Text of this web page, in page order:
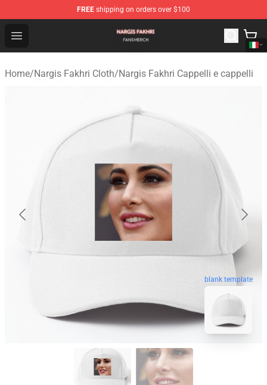
FREE shipping on orders over $100
Open menu
Nargis Fakhri Shop - Official Nargis Fakhri Merchandise
Home/Nargis Fakhri Cloth/Nargis Fakhri Cappelli e cappelli
blank template